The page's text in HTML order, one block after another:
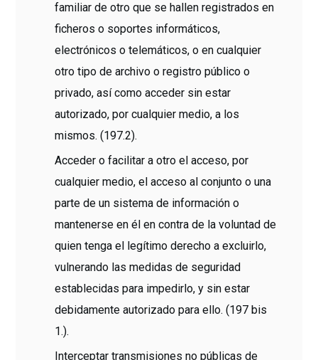
familiar de otro que se hallen registrados en
ficheros o soportes informáticos,
electrónicos o telemáticos, o en cualquier
otro tipo de archivo o registro público o
privado, así como acceder sin estar
autorizado, por cualquier medio, a los
mismos. (197.2).
Acceder o facilitar a otro el acceso, por
cualquier medio, el acceso al conjunto o una
parte de un sistema de información o
mantenerse en él en contra de la voluntad de
quien tenga el legítimo derecho a excluirlo,
vulnerando las medidas de seguridad
establecidas para impedirlo, y sin estar
debidamente autorizado para ello. (197 bis
1.).
Interceptar transmisiones no públicas de